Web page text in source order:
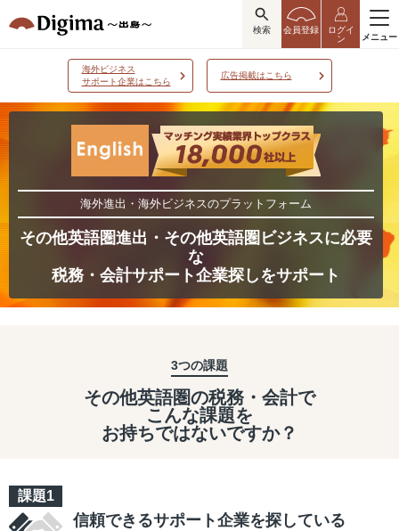
検索 会員登録
ログイ
ン
メニュー
海外ビジネス
サポート企業はこちら
広告掲載はこちら
海外進出・海外ビジネスのプラットフォーム
その他英語圏進出・その他英語圏ビジネスに必要
な
税務・会計サポート企業探しをサポート
3つの課題
その他英語圏の税務・会計で
こんな課題を
お持ちではないですか？
信頼できるサポート企業を探している